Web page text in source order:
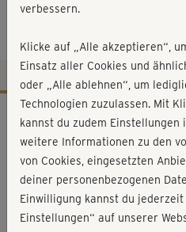
HIIT Training - Level
Workout-Facts
mittelschwer
9 Min
112 kcal
Michaela Süßbauer
verbessern.
Klicke auf „Alle akzeptieren“,
Einsatz aller Cookies und
oder „Alle ablehnen“, um
Technologien zuzulassen. Mit
kannst du zudem Einstellungen
weitere Informationen zu den
von Cookies, eingesetzten
deiner personenbezogenen
Einwilligung kannst du
Einstellungen“ auf unserer